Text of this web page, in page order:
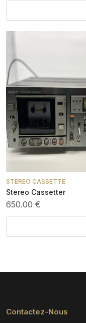
STEREO CASSETTE
Stereo Cassetter
650.00 €
Contactez-Nous